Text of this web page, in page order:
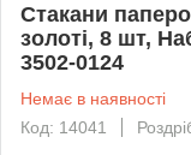
Стакани
золоті, 8 шт,
3502-0124
Немає в наявності
Код: 14041